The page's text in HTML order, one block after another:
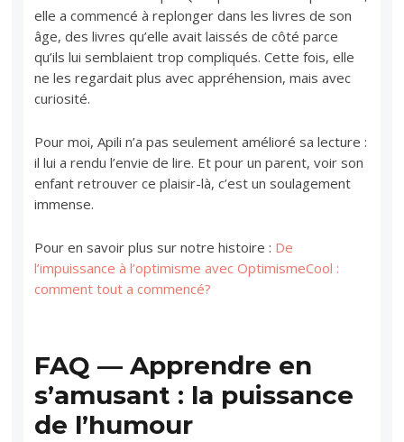
elle a commencé à replonger dans les livres de son
âge, des livres qu’elle avait laissés de côté parce
qu’ils lui semblaient trop compliqués. Cette fois, elle
ne les regardait plus avec appréhension, mais avec
curiosité.
Pour moi, Apili n’a pas seulement amélioré sa lecture :
il lui a rendu l’envie de lire. Et pour un parent, voir son
enfant retrouver ce plaisir-là, c’est un soulagement
immense.
Pour en savoir plus sur notre histoire : De
l’impuissance à l’optimisme avec OptimismeCool :
comment tout a commencé?
FAQ — Apprendre en
s’amusant : la puissance
de l’humour